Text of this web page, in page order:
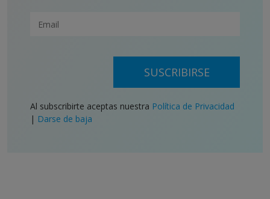
SUSCRIBIRSE
Al subscribirte aceptas nuestra Política de Privacidad
| Darse de baja